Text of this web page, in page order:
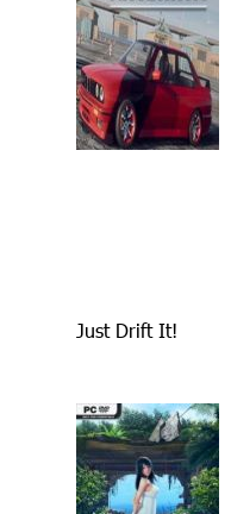
Just Drift It!